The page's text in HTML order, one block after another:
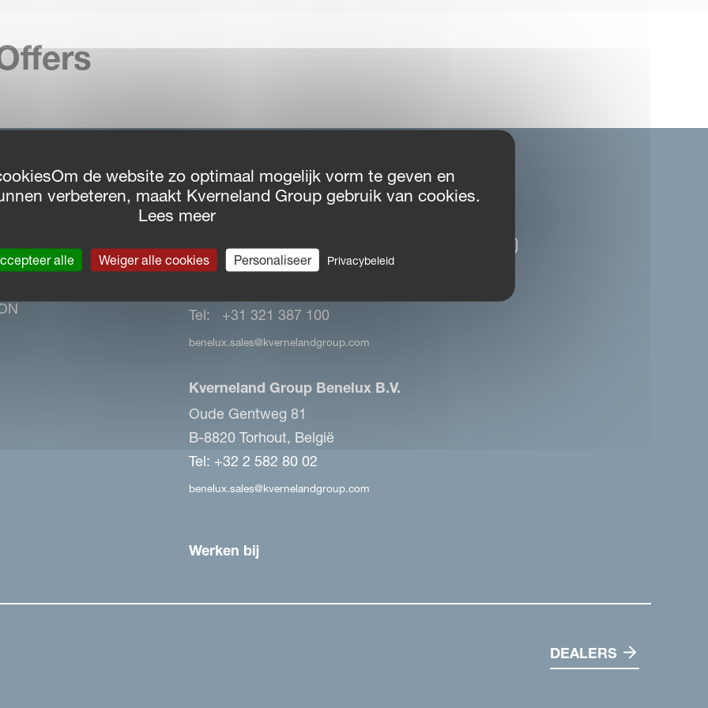
Centre
PORTAL
CONTACT
De Dommel 38-40
Tel: +31 321 387 100
benelux.sales@kvernelandgroup.com
Kverneland Group Benelux B.V.
Oude Gentweg 81
B-8820 Torhout, België
Tel: +32 2 582 80 02
benelux.sales@kvernelandgroup.com
Werken bij
VOLG ONS
DEALERS
de website zo optimaal mogelijk vorm te geven en
verbeteren, maakt Kverneland Group gebruik van cookies.
Lees meer
alle Weiger alle cookies Personaliseer Privacybeleid